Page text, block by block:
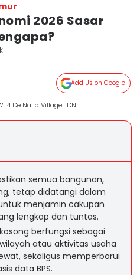
2026 Sasar
Add Us on Google
14 De Naila Village. IDN
semua bangunan,
tetap didatangi dalam
menjamin cakupan
lengkap dan tuntas.
berfungsi sebagai
atau aktivitas usaha
sekaligus memperbarui
data BPS.